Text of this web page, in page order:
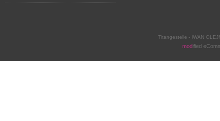
Titangestelle - IWAN
modified